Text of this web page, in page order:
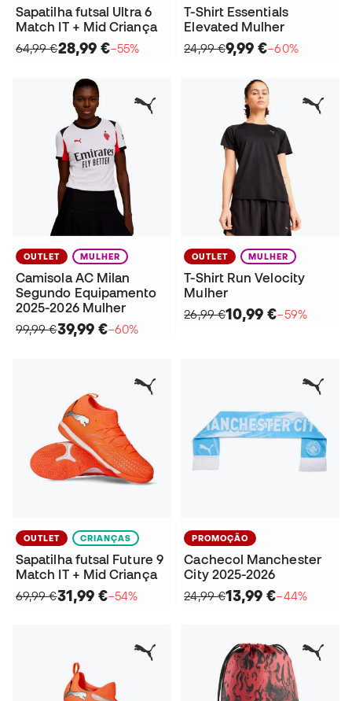
Sapatilha futsal Ultra 6
Match IT + Mid Criança
64,99 €28,99 €−55%
T-Shirt Essentials
Elevated Mulher
24,99 €9,99 €−60%
OUTLET MULHER
Camisola AC Milan
Segundo Equipamento
2025-2026 Mulher
99,99 €39,99 €−60%
OUTLET MULHER
T-Shirt Run Velocity
Mulher
26,99 €10,99 €−59%
OUTLET CRIANÇAS
Sapatilha futsal Future 9
Match IT + Mid Criança
69,99 €31,99 €−54%
PROMOÇÃO
Cachecol Manchester
City 2025-2026
24,99 €13,99 €−44%